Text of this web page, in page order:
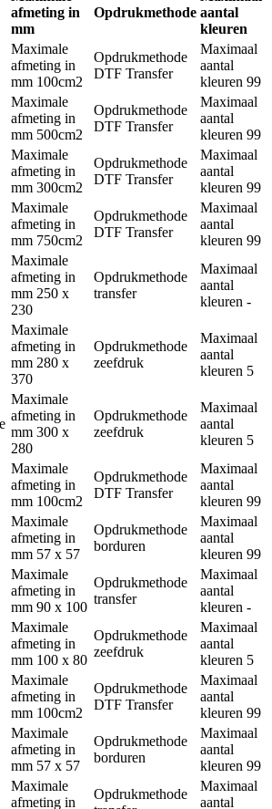
afmeting in
mm
Opdrukmethode aantal
kleuren
Maximale
afmeting in
mm 100cm2
Opdrukmethode
DTF Transfer
Maximaal
aantal
kleuren 99
Maximale
afmeting in
mm 500cm2
Opdrukmethode
DTF Transfer
Maximaal
aantal
kleuren 99
Maximale
afmeting in
mm 300cm2
Opdrukmethode
DTF Transfer
Maximaal
aantal
kleuren 99
Maximale
afmeting in
mm 750cm2
Opdrukmethode
DTF Transfer
Maximaal
aantal
kleuren 99
Maximale
afmeting in
mm 250 x
230
Opdrukmethode
transfer
Maximaal
aantal
kleuren -
Maximale
afmeting in
mm 280 x
370
Opdrukmethode
zeefdruk
Maximaal
aantal
kleuren 5
Maximale
afmeting in
mm 300 x
280
Opdrukmethode
zeefdruk
Maximaal
aantal
kleuren 5
Maximale
afmeting in
mm 100cm2
Opdrukmethode
DTF Transfer
Maximaal
aantal
kleuren 99
Maximale
afmeting in
mm 57 x 57
Opdrukmethode
borduren
Maximaal
aantal
kleuren 99
Maximale
afmeting in
mm 90 x 100
Opdrukmethode
transfer
Maximaal
aantal
kleuren -
Maximale
afmeting in
mm 100 x 80
Opdrukmethode
zeefdruk
Maximaal
aantal
kleuren 5
Maximale
afmeting in
mm 100cm2
Opdrukmethode
DTF Transfer
Maximaal
aantal
kleuren 99
Maximale
afmeting in
mm 57 x 57
Opdrukmethode
borduren
Maximaal
aantal
kleuren 99
Maximale
afmeting in
Opdrukmethode
Maximaal
aantal